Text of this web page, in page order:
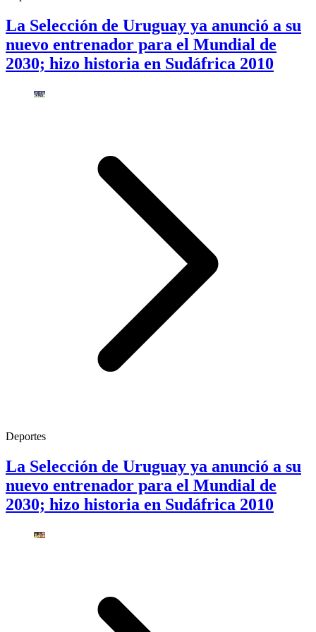
La Selección de Uruguay ya anunció a su
nuevo entrenador para el Mundial de
2030; hizo historia en Sudáfrica 2010
Deportes
La Selección de Uruguay ya anunció a su
nuevo entrenador para el Mundial de
2030; hizo historia en Sudáfrica 2010